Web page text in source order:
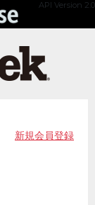
API Version 2.0
新規会員登録